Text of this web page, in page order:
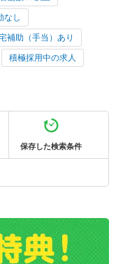
なし
補助（手当）あり
積極採用中の求人
保存した検索条件